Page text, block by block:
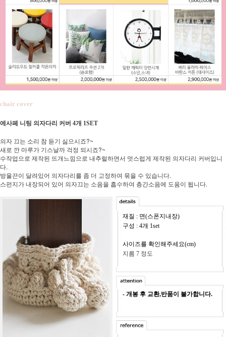
chair cover
에사페 니팅 의자다리 커버 4개 1SET
의자 끄는 소리 참 듣기 싫으시죠?~
새로 깐 마루가 기스날까 걱정 되시죠?~
수작업으로 제작된 뜨개느낌으로 내추럴하면서 멋스럽게 제작된 의자다리 커버입니
다.
방울끈이 달려있어 의자다리를 좀 더 고정하여 묶을 수 있습니다.
스펀지가 내장되어 있어 의자끄는 소음을 흡수하여 층간소음에 도움이 됩니다.
재질 : 면(스폰지내장)
구성 : 4개 1set
사이즈를 확인해주세요(cm)
지름 7 정도
- 개봉 후 교환,반품이 불가합니다.